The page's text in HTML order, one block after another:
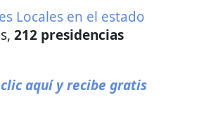
Locales en el estado
212 presidencias
aquí y recibe gratis